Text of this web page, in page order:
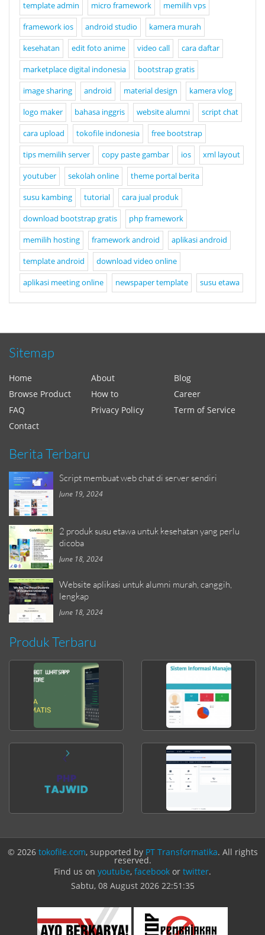
template admin micro framework memilih vps
framework ios android studio kamera murah
kesehatan edit foto anime video call cara daftar
marketplace digital indonesia bootstrap gratis
image sharing android material design kamera vlog
logo maker bahasa inggris website alumni script chat
cara upload tokofile indonesia free bootstrap
tips memilih server copy paste gambar ios xml layout
youtuber sekolah online theme portal berita
susu kambing tutorial cara jual produk
download bootstrap gratis php framework
memilih hosting framework android aplikasi android
template android download video online
aplikasi meeting online newspaper template susu etawa
Sitemap
Home About
Blog
Browse Product
How to
Career
FAQ
Privacy Policy
Term of Service
Contact
Berita Terbaru
Script membuat web chat di server sendiri
June 19, 2024
2 produk susu etawa untuk kesehatan yang perlu
dicoba
June 18, 2024
Website aplikasi untuk alumni murah, canggih,
lengkap
June 18, 2024
Produk Terbaru
© 2026 tokofile.com, supported by PT Transformatika. All rights
reserved.
Find us on youtube, facebook or twitter.
Sabtu, 08 August 2026 22:51:35